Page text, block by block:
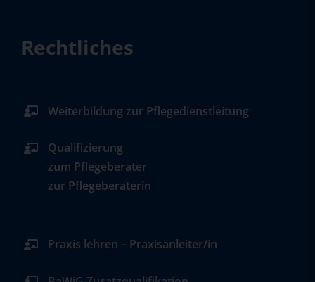
Rechtliches
Weiterbildung zur Pflegedienstleitung
Qualifizierung
zum Pflegeberater
zur Pflegeberaterin
Praxis lehren – Praxisanleiter/in